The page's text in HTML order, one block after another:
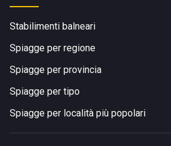
Stabilimenti balneari
Spiagge per regione
Spiagge per provincia
Spiagge per tipo
Spiagge per località più popolari